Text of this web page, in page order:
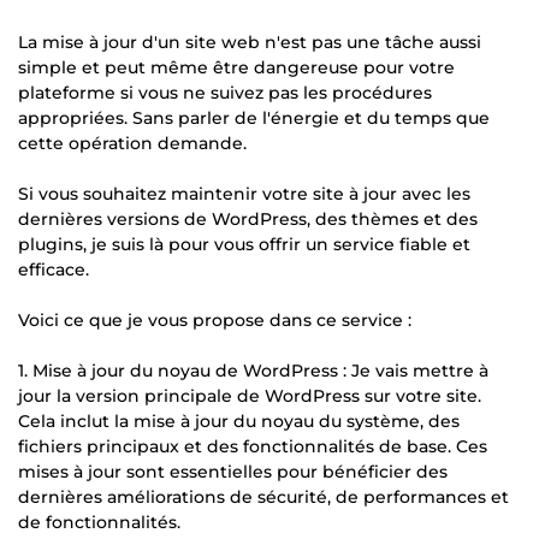
La mise à jour d'un site web n'est pas une tâche aussi
simple et peut même être dangereuse pour votre
plateforme si vous ne suivez pas les procédures
appropriées. Sans parler de l'énergie et du temps que
cette opération demande.
Si vous souhaitez maintenir votre site à jour avec les
dernières versions de WordPress, des thèmes et des
plugins, je suis là pour vous offrir un service fiable et
efficace.
Voici ce que je vous propose dans ce service :
1. Mise à jour du noyau de WordPress : Je vais mettre à
jour la version principale de WordPress sur votre site.
Cela inclut la mise à jour du noyau du système, des
fichiers principaux et des fonctionnalités de base. Ces
mises à jour sont essentielles pour bénéficier des
dernières améliorations de sécurité, de performances et
de fonctionnalités.